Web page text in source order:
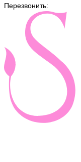
Перезвонить: